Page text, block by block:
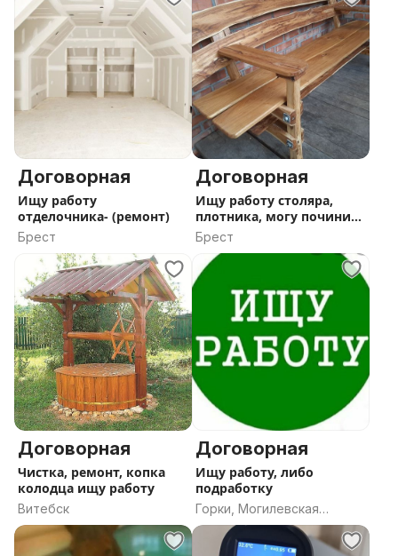
Договорная
Ищу работу
отделочника- (ремонт)
Брест
Договорная
Ищу работу столяра,
плотника, могу починить
неиспр
Брест
Договорная
Чистка, ремонт, копка
колодца ищу работу
Витебск
Договорная
Ищу работу, либо
подработку
Горки, Могилевская
область